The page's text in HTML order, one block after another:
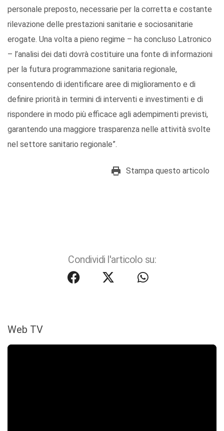
personale preposto, necessarie per la corretta e costante
rilevazione delle prestazioni sanitarie e sociosanitarie
erogate. Una volta a pieno regime – ha concluso Latronico
– l’analisi dei dati dovrà costituire una fonte di informazioni
per la futura programmazione sanitaria regionale,
consentendo di identificare aree di miglioramento e di
definire priorità in termini di interventi e investimenti e di
rispondere in modo più efficace agli adempimenti previsti,
garantendo una maggiore trasparenza nelle attività svolte
nel settore sanitario regionale”.
Stampa questo articolo
Condividi l'articolo su:
Web TV